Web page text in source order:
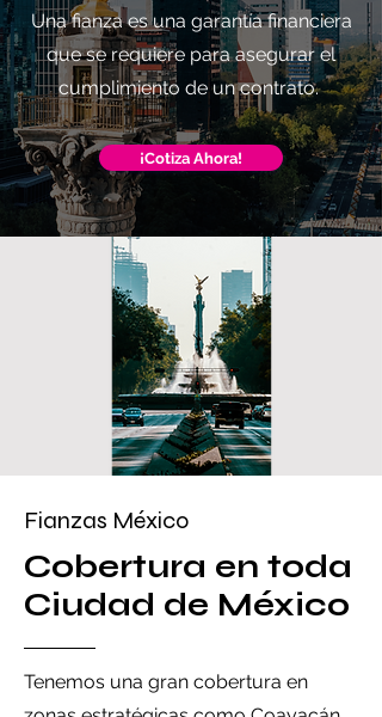
Una fianza es una garantía financiera
que se requiere para asegurar el
cumplimiento de un contrato.
¡Cotiza Ahora!
Fianzas México
Cobertura en toda
Ciudad de México
Tenemos una gran cobertura en